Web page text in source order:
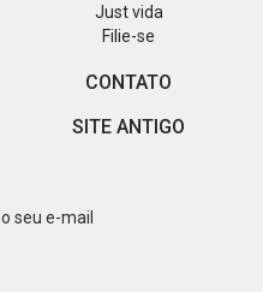
Just vida
Filie-se
CONTATO
SITE ANTIGO
seu e-mail